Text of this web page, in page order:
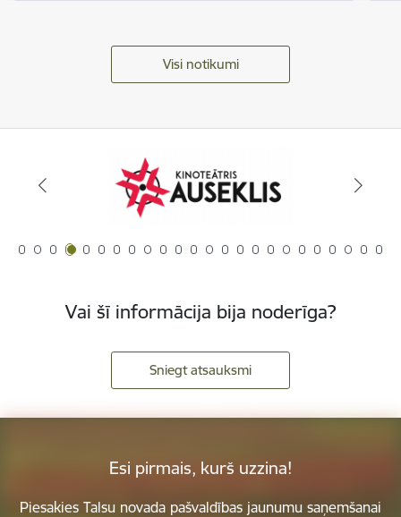
Visi notikumi
Vai šī informācija bija noderīga?
Sniegt atsauksmi
Esi pirmais, kurš uzzina!
Piesakies Talsu novada pašvaldības jaunumu saņemšanai